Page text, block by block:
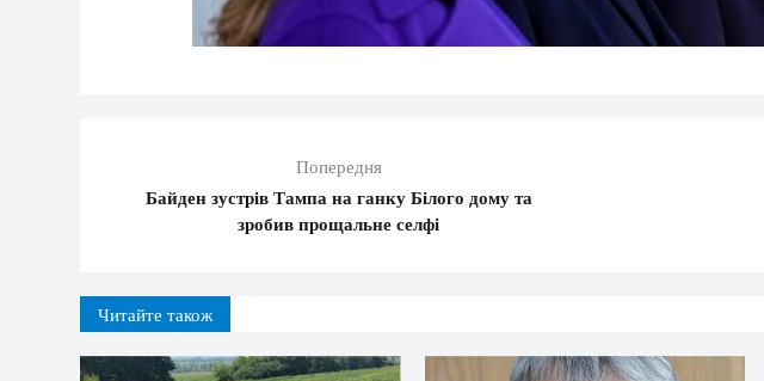
Попередня
Байден зустрів Тампа на ганку Білого дому та
зробив прощальне селфі
Читайте також